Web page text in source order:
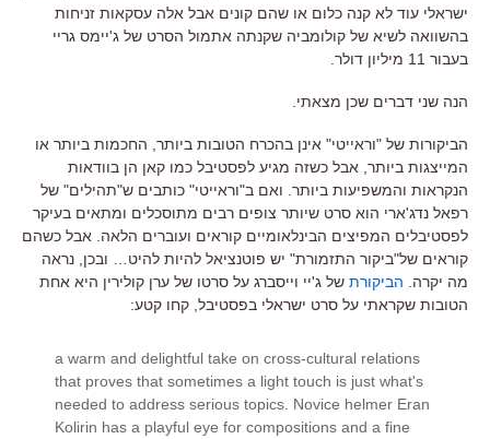
ישראלי עוד לא קנה כלום או שהם קונים אבל אלה עסקאות זניחות
בהשוואה לשיא של קולומביה שקנתה אתמול הסרט של ג'יימס גריי
בעבור 11 מיליון דולר.
הנה שני דברים שכן מצאתי.
הביקורות של "וראייטי" אינן בהכרח הטובות ביותר, החכמות ביותר או
המייצגות ביותר, אבל כשזה מגיע לפסטיבל כמו קאן הן בוודאות
הנקראות והמשפיעות ביותר. ואם ב"וראייטי" כותבים ש"תהילים" של
רפאל נדג'ארי הוא סרט שיותר צופים רבים מתוסכלים ומתאים בעיקר
לפסטיבלים המפיצים הבינלאומיים קוראים ועוברים הלאה. אבל כשהם
קוראים של"ביקור התזמורת" יש פוטנציאל להיות להיט… ובכן, נראה
מה יקרה. הביקורת של ג'יי וייסברג על סרטו של ערן קולירין היא אחת
הטובות שקראתי על סרט ישראלי בפסטיבל, קחו קטע:
a warm and delightful take on cross-cultural relations
that proves that sometimes a light touch is just what's
needed to address serious topics. Novice helmer Eran
Kolirin has a playful eye for compositions and a fine